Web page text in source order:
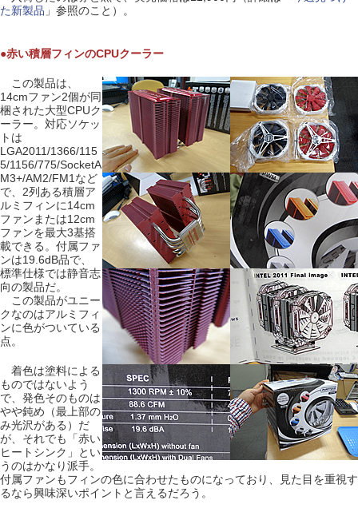
た新製品 」参照のこと）。
●赤い積層フィンのCPUクーラー
この製品は、
14cmファン2個が同
梱された大型CPUク
ーラー。対応ソケッ
トは
LGA2011/1366/115
5/1156/775/SocketA
M3+/AM2/FM1など
で、2列ある積層ア
ルミフィンに14cm
ファンまたは12cm
ファンを最大3基搭
載できる。付属ファ
ンは19.6dB品で、
標準仕様では静音志
向の製品だ。
この製品がユニー
クなのはアルミフィ
ンに色がついている
点。
着色は塗料による
ものではないよう
で、発色そのものは
やや鈍め（最上部の
み光沢がある）だ
が、それでも「赤い
ヒートシンク」とい
うのはかなり派手。
付属ファンもフィンの色に合わせたものになっており、見た目を重視す
るなら興味深いポイントと言えるだろう。